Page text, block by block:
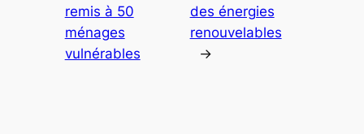
remis à 50
ménages
vulnérables
des énergies
renouvelables
→